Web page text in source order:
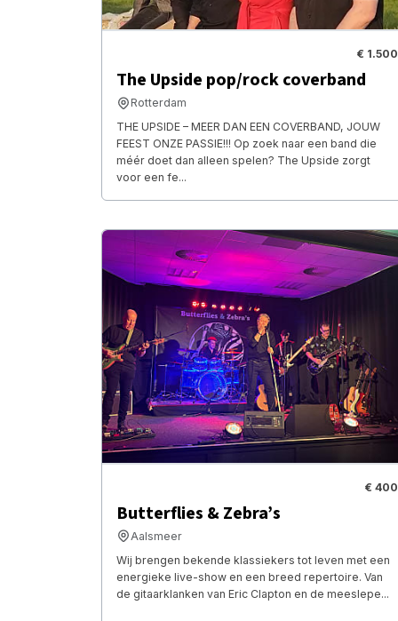
€ 1.500
The Upside pop/rock coverband
Rotterdam
THE UPSIDE – MEER DAN EEN COVERBAND, JOUW
FEEST ONZE PASSIE!!! Op zoek naar een band die
méér doet dan alleen spelen? The Upside zorgt
voor een fe...
€ 400
Butterflies & Zebra’s
Aalsmeer
Wij brengen bekende klassiekers tot leven met een
energieke live-show en een breed repertoire. Van
de gitaarklanken van Eric Clapton en de meeslepe...